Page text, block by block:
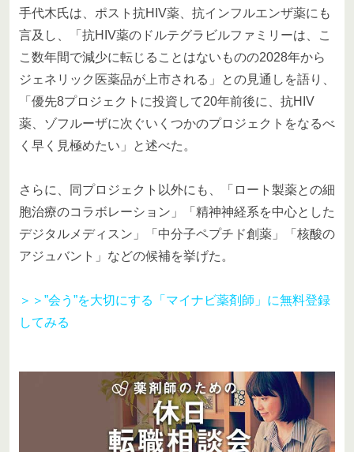
手代木氏は、ポスト抗HIV薬、抗インフルエンザ薬にも
言及し、「抗HIV薬のドルテグラビルファミリーは、こ
こ数年間で減少に転じることはないものの2028年から
ジェネリック医薬品が上市される」との見通しを語り、
「優先8プロジェクトに投資して20年前後に、抗HIV
薬、ゾフルーザに次ぐいくつかのプロジェクトをなるべ
く早く見極めたい」と述べた。
さらに、同プロジェクト以外にも、「ロート製薬との細
胞治療のコラボレーション」「精神神経系を中心とした
デジタルメディスン」「中分子ペプチド創薬」「核酸の
アジュバント」などの候補を挙げた。
＞＞”会う”を大切にする「マイナビ薬剤師」に無料登録
してみる